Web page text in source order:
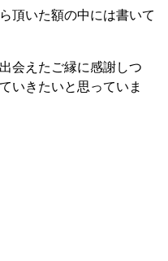
頂いた額の中には書いて
会えたご縁に感謝しつ
いきたいと思っていま